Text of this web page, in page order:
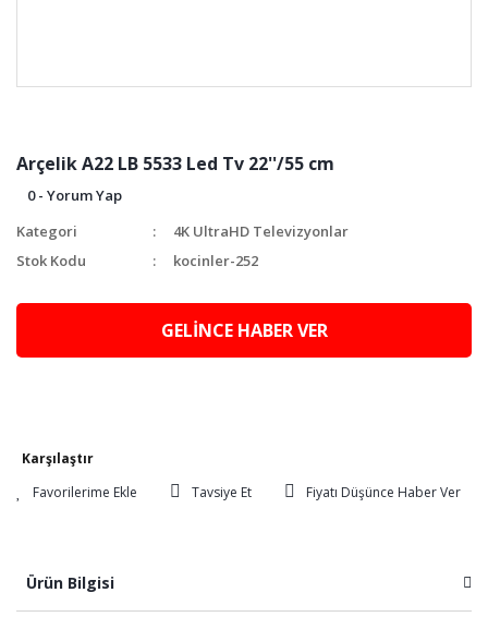
Arçelik A22 LB 5533 Led Tv 22''/55 cm
0 - Yorum Yap
Kategori
4K UltraHD Televizyonlar
Stok Kodu
kocinler-252
GELİNCE HABER VER
Karşılaştır
Tavsiye Et
Fiyatı Düşünce Haber Ver
Ürün Bilgisi